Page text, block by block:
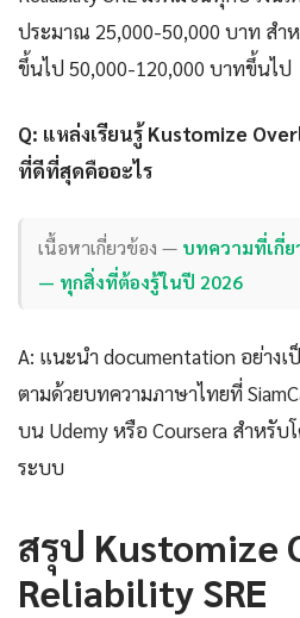
ประมาณ 25,000-50,000 บาท ส
ขึ้นไป 50,000-120,000 บาทขึ้นไป
Q: แหล่งเรียนรู้ Kustomize
ที่ดีที่สุดคืออะไร
เนื้อหาเกี่ยวข้อง — บทความที่เกี่
— ทุกสิ่งที่ต้องรู้ในปี 2026
A: แนะนำ documentation อย่าง
ตามด้วยบทความภาษาไทยที่
บน Udemy หรือ Coursera สำหรับ
ระบบ
สรุป Kustomize
Reliability SRE